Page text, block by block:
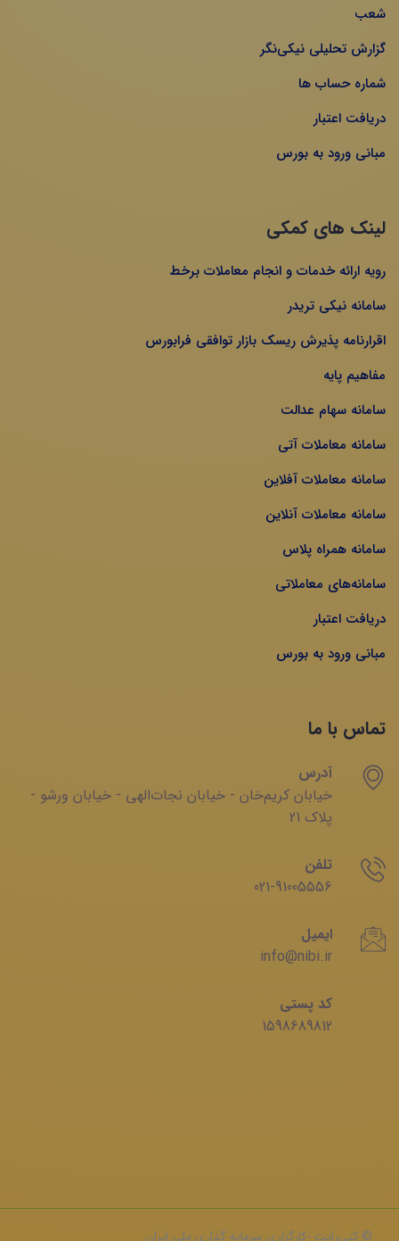
شعب
گزارش تحلیلی نیکی‌نگر
شماره حساب ها
دریافت اعتبار
مبانی ورود به بورس
لینک های کمکی
رویه ارائه خدمات و انجام معاملات برخط
سامانه نیکی تریدر
اقرارنامه پذیرش ریسک بازار توافقی فرابورس
مفاهیم پایه
سامانه سهام عدالت
سامانه معاملات آتی
سامانه معاملات آفلاین
سامانه معاملات آنلاین
سامانه همراه پلاس
سامانه‌های معاملاتی
دریافت اعتبار
مبانی ورود به بورس
تماس با ما
آدرس
خیابان‌ کریم‌‌خان - خیابان ‌نجات‌الهی - خیابان ‌ورشو -
پلاک 21
تلفن
021-91005556
ایمیل
info@nibi.ir
کد پستی
1598689812
© کپی‌رایت -کارگزاری سرمایه‌ گذاری ملی ایران